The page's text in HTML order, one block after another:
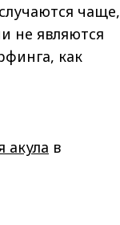
чаще,
не являются
как
акула в